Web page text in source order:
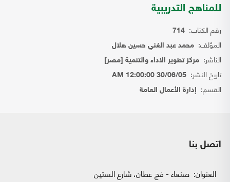
للمناهج التدريبية
رقم الكتاب: 714
المؤلف: محمد عبد الغني حسين هلال
الناشر: مركز تطوير الاداء والتنمية [مصر]
تاريخ النشر: 30/06/05 12:00:00 AM
القسم: إدارة الأعمال العامة
اتصل بنا
العنوان: صنعاء - فج عطان، شارع الستين